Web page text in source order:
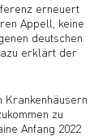
erneuert
Appell, keine
deutschen
erklärt der
Krankenhäusern
zu
Anfang 2022